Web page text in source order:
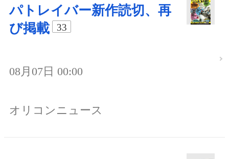
パトレイバー新作読切、再
び掲載
33
08月07日 00:00
オリコンニュース